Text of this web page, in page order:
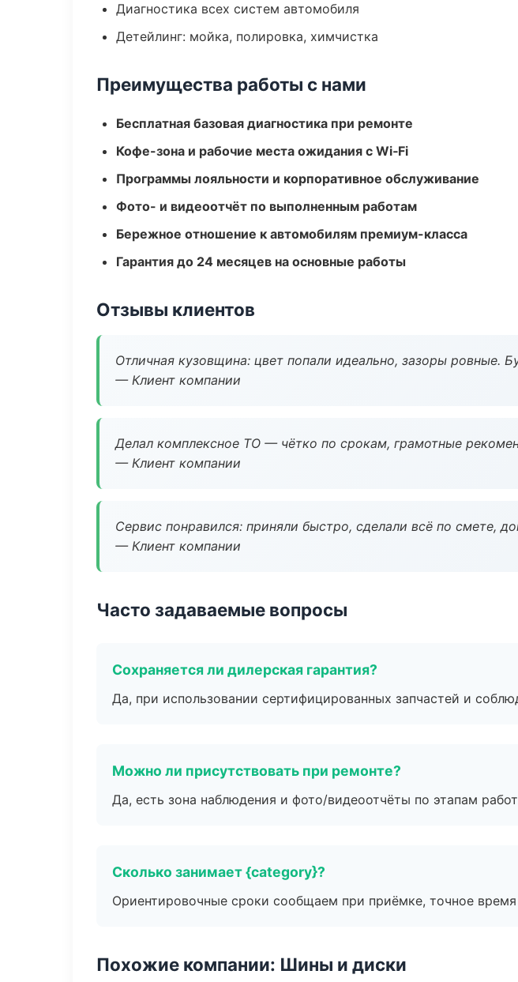
Диагностика всех систем автомобиля
Детейлинг: мойка, полировка, химчистка
Преимущества работы с нами
Бесплатная базовая диагностика при ремонте
Кофе-зона и рабочие места ожидания с Wi‑Fi
Программы лояльности и корпоративное обслуживание
Фото- и видеоотчёт по выполненным работам
Бережное отношение к автомобилям премиум-класса
Гарантия до 24 месяцев на основные работы
Отзывы клиентов
Отличная кузовщина: цвет попали идеально, зазоры ровные.
— Клиент компании
Делал комплексное ТО — чётко по срокам, грамотные
— Клиент компании
Сервис понравился: приняли быстро, сделали всё по смете,
— Клиент компании
Часто задаваемые вопросы
Сохраняется ли дилерская гарантия?
Да, при использовании сертифицированных запчастей и
Можно ли присутствовать при ремонте?
Да, есть зона наблюдения и фото/видеоотчёты по этапам
Сколько занимает {category}?
Ориентировочные сроки сообщаем при приёмке, точное
Похожие компании: Шины и диски